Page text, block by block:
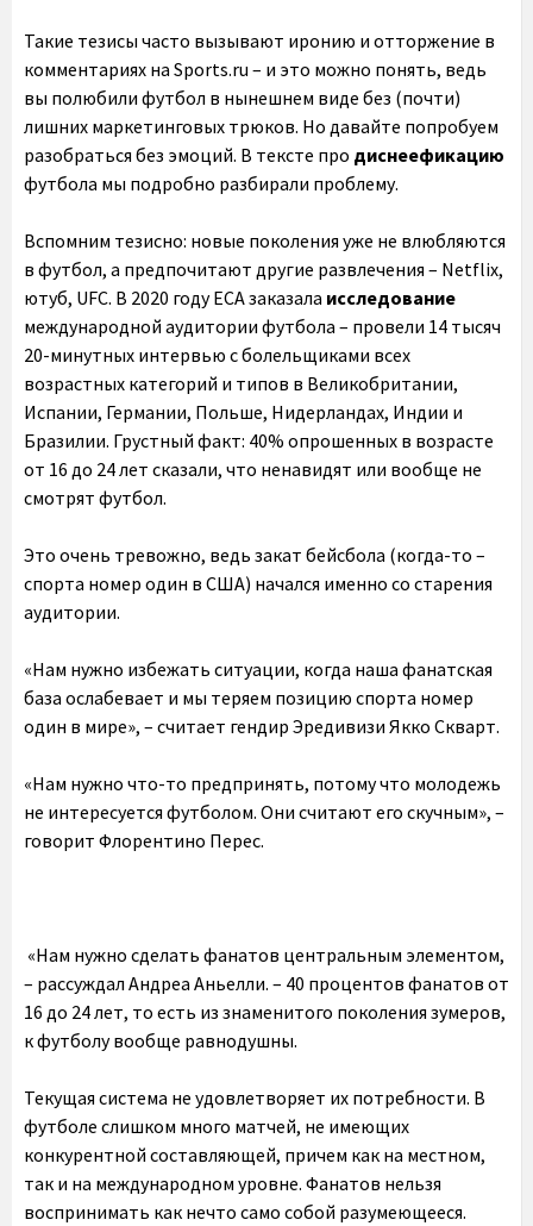
Такие тезисы часто вызывают иронию и отторжение в
комментариях на Sports.ru – и это можно понять, ведь
вы полюбили футбол в нынешнем виде без (почти)
лишних маркетинговых трюков. Но давайте попробуем
разобраться без эмоций. В тексте про диснеефикацию
футбола мы подробно разбирали проблему.
Вспомним тезисно: новые поколения уже не влюбляются
в футбол, а предпочитают другие развлечения – Netflix,
ютуб, UFC. В 2020 году ECA заказала исследование
международной аудитории футбола – провели 14 тысяч
20-минутных интервью с болельщиками всех
возрастных категорий и типов в Великобритании,
Испании, Германии, Польше, Нидерландах, Индии и
Бразилии. Грустный факт: 40% опрошенных в возрасте
от 16 до 24 лет сказали, что ненавидят или вообще не
смотрят футбол.
Это очень тревожно, ведь закат бейсбола (когда-то –
спорта номер один в США) начался именно со старения
аудитории.
«Нам нужно избежать ситуации, когда наша фанатская
база ослабевает и мы теряем позицию спорта номер
один в мире», – считает гендир Эредивизи Якко Скварт.
«Нам нужно что-то предпринять, потому что молодежь
не интересуется футболом. Они считают его скучным», –
говорит Флорентино Перес.
«Нам нужно сделать фанатов центральным элементом,
– рассуждал Андреа Аньелли. – 40 процентов фанатов от
16 до 24 лет, то есть из знаменитого поколения зумеров,
к футболу вообще равнодушны.
Текущая система не удовлетворяет их потребности. В
футболе слишком много матчей, не имеющих
конкурентной составляющей, причем как на местном,
так и на международном уровне. Фанатов нельзя
воспринимать как нечто само собой разумеющееся.